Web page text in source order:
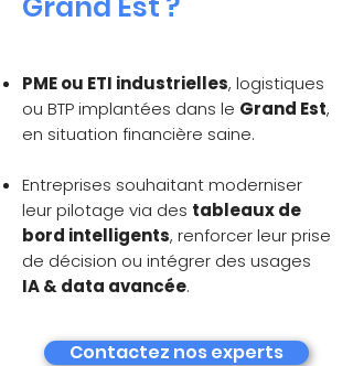
PME ou ETI industrielles, logistiques
ou BTP implantées dans le Grand Est,
en situation financière saine.
Entreprises souhaitant moderniser
leur pilotage via des tableaux de
bord intelligents, renforcer leur prise
de décision ou intégrer des usages
IA & data avancée.
Contactez nos experts